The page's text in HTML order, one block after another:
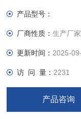
产品型号：
厂商性质：生产厂家
更新时间： 2025-
访 问 量： 2231
产品咨询